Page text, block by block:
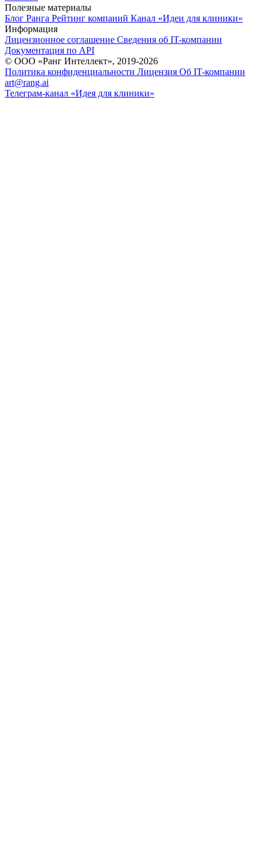
Полезные материалы
Блог Ранга Рейтинг компаний Канал «Идеи для клиники»
Информация
Лицензионное соглашение Сведения об IT-компании
Документация по API
© ООО «Ранг Интеллект», 2019-2026
Политика конфиденциальности Лицензия Об IT-компании
art@rang.ai
Телеграм-канал «Идея для клиники»